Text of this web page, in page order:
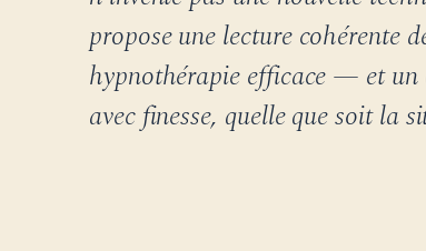
propose une lecture cohérente
hypnothérapie efficace — et
avec finesse, quelle que soit la